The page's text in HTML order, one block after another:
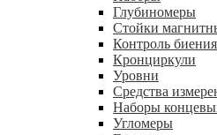
Глубиномеры
Стойки
Контроль биения
Кронциркули
Уровни
Средства
Наборы
Угломеры